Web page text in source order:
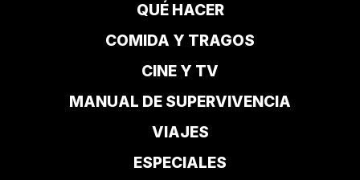
QUÉ HACER
COMIDA Y TRAGOS
CINE Y TV
MANUAL DE SUPERVIVENCIA
VIAJES
ESPECIALES